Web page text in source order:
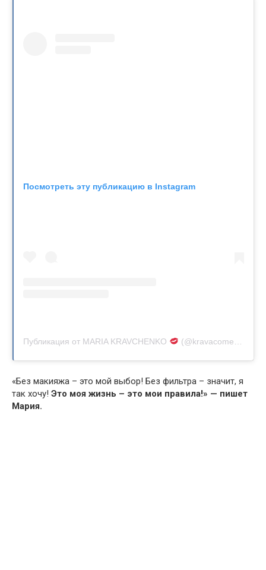
Посмотреть эту публикацию в Instagram
Публикация от MARIA KRAVCHENKO (@kravacomedy)
«Без макияжа – это мой выбор! Без фильтра – значит, я
так хочу! Это моя жизнь – это мои правила!» — пишет
Мария.